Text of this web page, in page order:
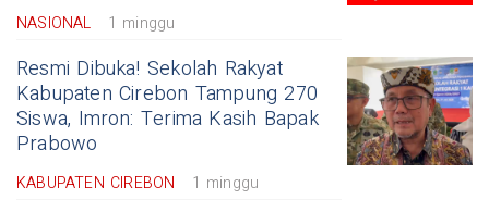
NASIONAL 1 minggu
Resmi Dibuka! Sekolah Rakyat
Kabupaten Cirebon Tampung 270
Siswa, Imron: Terima Kasih Bapak
Prabowo
KABUPATEN CIREBON 1 minggu